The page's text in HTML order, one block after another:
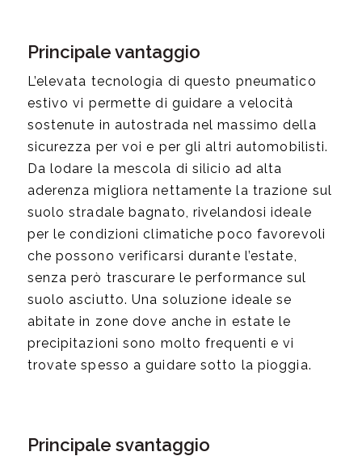
Principale vantaggio
L’elevata tecnologia di questo pneumatico
estivo vi permette di guidare a velocità
sostenute in autostrada nel massimo della
sicurezza per voi e per gli altri automobilisti.
Da lodare la mescola di silicio ad alta
aderenza migliora nettamente la trazione sul
suolo stradale bagnato, rivelandosi ideale
per le condizioni climatiche poco favorevoli
che possono verificarsi durante l’estate,
senza però trascurare le performance sul
suolo asciutto. Una soluzione ideale se
abitate in zone dove anche in estate le
precipitazioni sono molto frequenti e vi
trovate spesso a guidare sotto la pioggia.
Principale svantaggio